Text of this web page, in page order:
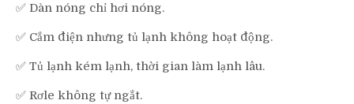
✅ Dàn nóng chỉ hơi nóng.
✅ Cắm điện nhưng tủ lạnh không hoạt động.
✅ Tủ lạnh kém lạnh, thời gian làm lạnh lâu.
✅ Rơle không tự ngắt.